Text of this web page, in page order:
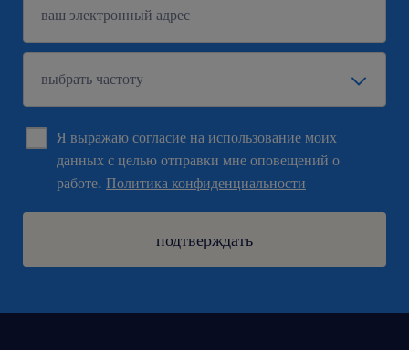
Я выражаю согласие на использование моих
данных с целью отправки мне оповещений о
работе. Политика конфиденциальности
подтверждать